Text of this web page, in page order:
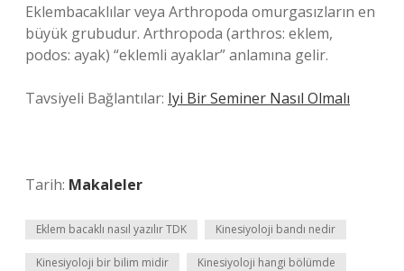
Eklembacaklılar veya Arthropoda omurgasızların en
büyük grubudur. Arthropoda (arthros: eklem,
podos: ayak) “eklemli ayaklar” anlamına gelir.
Tavsiyeli Bağlantılar: Iyi Bir Seminer Nasıl Olmalı
Tarih: Makaleler
Eklem bacaklı nasıl yazılır TDK Kinesiyoloji bandı nedir
Kinesiyoloji bir bilim midir Kinesiyoloji hangi bölümde